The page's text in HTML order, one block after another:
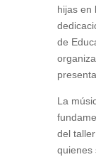
hijas en
de
La
del
quienes